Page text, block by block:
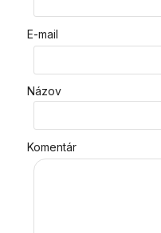
E-mail
Názov
Komentár